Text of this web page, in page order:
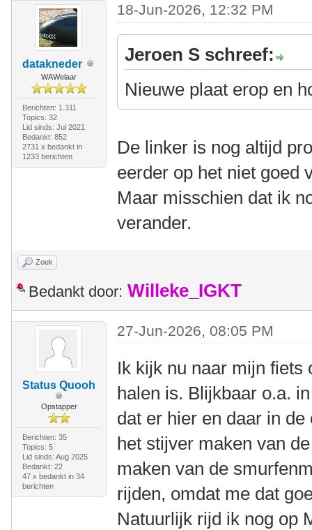
datakneder
WAWelaar
Berichten: 1.311
Topics: 32
Lid sinds: Jul 2021
Bedankt: 852
2731 x bedankt in
1233 berichten
18-Jun-2026, 12:32 PM
Jeroen S schreef:
Nieuwe plaat erop en
De linker is nog altijd
eerder op het niet goed
Maar misschien dat ik
verander.
Zoek
Bedankt door: Willeke_IGKT
Status Quooh
Opstapper
Berichten: 35
Topics: 5
Lid sinds: Aug 2025
Bedankt: 22
47 x bedankt in 34
berichten
27-Jun-2026, 08:05 PM
Ik kijk nu naar mijn fiets
halen is. Blijkbaar o.a.
dat er hier en daar in
het stijver maken van
maken van de
rijden, omdat me dat
Natuurlijk rijd ik nog op